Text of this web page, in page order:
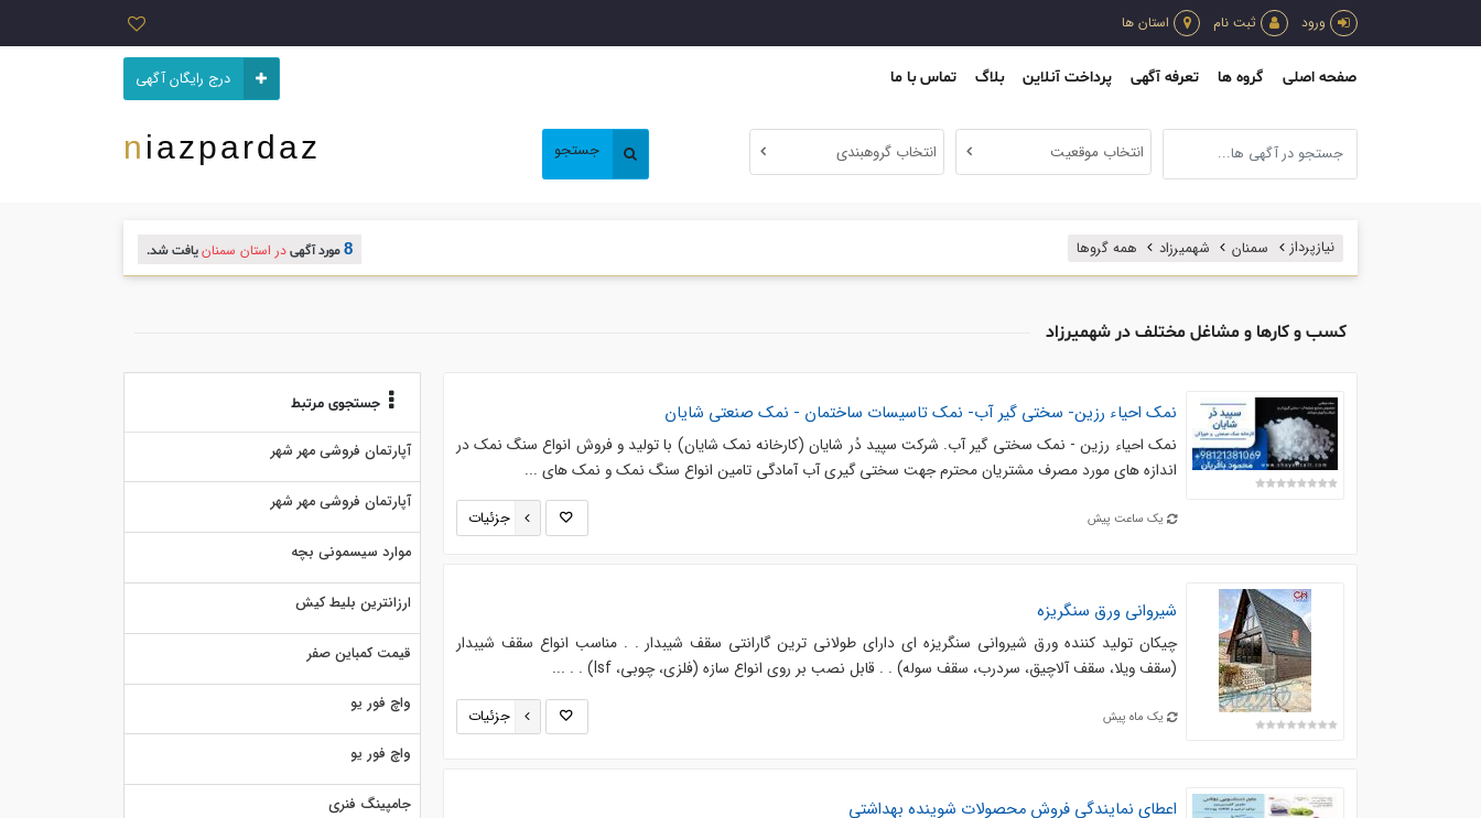
ورود ثبت نام استان ها
درج رایگان آگهی صفحه اصلی گروه ها تعرفه آگهی پرداخت آنلاین بلاگ تماس با ما
انتخاب موقعیت انتخاب گروهبندی جستجو niazpardaz
نیازپرداز سمنان شهمیرزاد همه گروها 8مورد آگهیدر استان سمنانیافت شد.
کسب و کارها و مشاغل مختلف در شهمیرزاد
نمک احیاء رزین- سختی گیر آب- نمک تاسیسات ساختمان - نمک صنعتی شایان
نمک احیاء رزین - نمک سختی گیر آب. شرکت سپید دُر شایان (کارخانه نمک شایان) با تولید و فروش انواع سنگ نمک در
اندازه های مورد مصرف مشتریان محترم جهت سختی گیری آب آمادگی تامین انواع سنگ نمک و نمک های ...
یک ساعت پیش جزئیات
شیروانی ورق سنگریزه
چیکان تولید کننده ورق شیروانی سنگریزه ای دارای طولانی ترین گارانتی سقف شیبدار . . مناسب انواع سقف شیبدار
(سقف ویلا، سقف آلاچیق، سردرب، سقف سوله) . . قابل نصب بر روی انواع سازه (فلزی، چوبی، lsf) . . ...
یک ماه پیش جزئیات
اعطای نمایندگی فروش محصولات شوینده بهداشتی
جستجوی مرتبط
آپارتمان فروشی مهر شهر
آپارتمان فروشی مهر شهر
موارد سیسمونی بچه
ارزانترین بلیط کیش
قیمت کمباین صفر
واچ فور یو
واچ فور یو
جامپینگ فنری